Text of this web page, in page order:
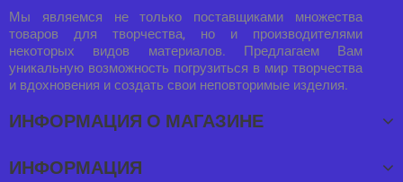
Мы являемся не только поставщиками множества
товаров для творчества, но и производителями
некоторых видов материалов. Предлагаем Вам
уникальную возможность погрузиться в мир творчества
и вдохновения и создать свои неповторимые изделия.
ИНФОРМАЦИЯ О МАГАЗИНЕ
ИНФОРМАЦИЯ